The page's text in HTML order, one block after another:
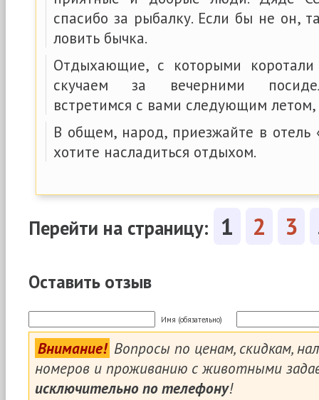
спасибо за рыбалку. Если бы не он,
ловить бычка.
Отдыхающие, с которыми
скучаем за вечерними
встретимся с вами следующим летом,
В общем, народ, приезжайте в отель
хотите насладиться отдыхом.
Перейти на страницу: 1 2 3
Оставить отзыв
Имя (обязательно)
Внимание! Вопросы по ценам, скидкам,
номеров и проживанию с животными
исключительно по телефону!